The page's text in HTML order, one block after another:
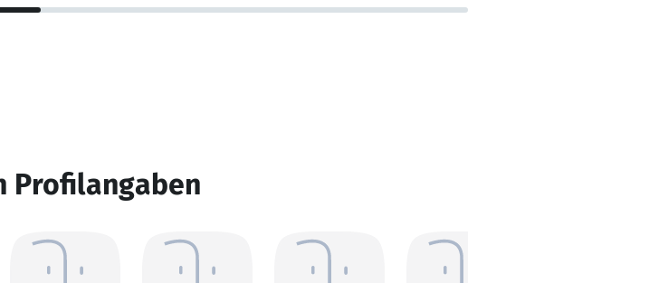
Profilangaben